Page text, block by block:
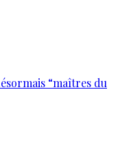
“maîtres du